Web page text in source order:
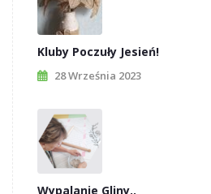
Kluby Poczuły Jesień!
28 Września 2023
Wypalanie Gliny..